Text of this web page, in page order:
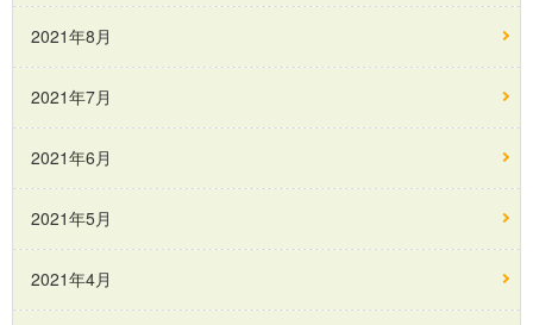
2021年8月
2021年7月
2021年6月
2021年5月
2021年4月